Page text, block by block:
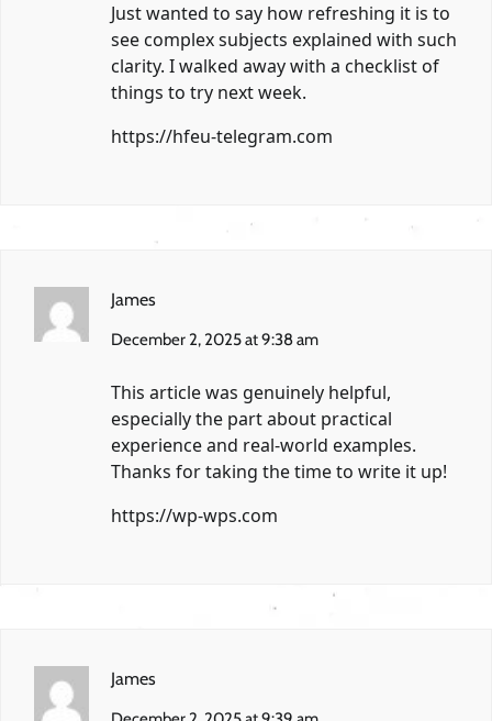
Just wanted to say how refreshing it is to
see complex subjects explained with such
clarity. I walked away with a checklist of
things to try next week.
https://hfeu-telegram.com
James
December 2, 2025 at 9:38 am
This article was genuinely helpful,
especially the part about practical
experience and real-world examples.
Thanks for taking the time to write it up!
https://wp-wps.com
James